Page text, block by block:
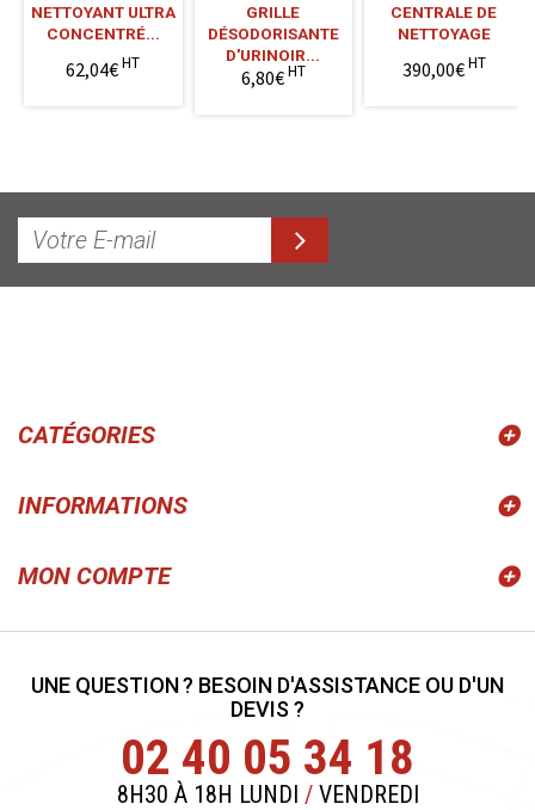
NETTOYANT ULTRA
CONCENTRÉ...
62,04€HT
GRILLE
DÉSODORISANTE
D'URINOIR...
6,80€HT
CENTRALE DE
NETTOYAGE
390,00€HT
CATÉGORIES
INFORMATIONS
MON COMPTE
UNE QUESTION ? BESOIN D'ASSISTANCE OU D'UN
DEVIS ?
02 40 05 34 18
8H30 À 18H LUNDI /VENDREDI